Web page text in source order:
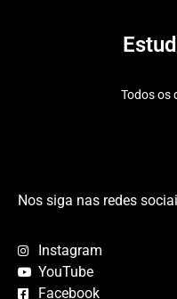
Todos os
Nos siga nas redes
Instagram
YouTube
Facebook